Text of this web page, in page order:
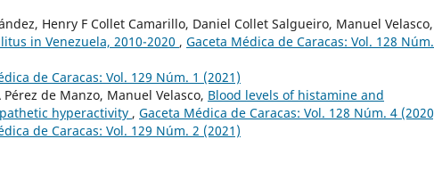
Henry F Collet Camarillo, Daniel Collet Salgueiro, Manuel Velasco,
in Venezuela, 2010-2020 , Gaceta Médica de Caracas: Vol. 128
de Caracas: Vol. 129 Núm. 1 (2021)
de Manzo, Manuel Velasco, Blood levels of histamine and
hyperactivity , Gaceta Médica de Caracas: Vol. 128 Núm. 4
de Caracas: Vol. 129 Núm. 2 (2021)